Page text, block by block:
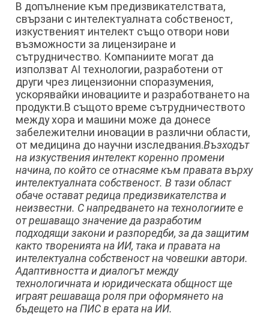
В допълнение към предизвикателствата,
свързани с интелектуалната собственост,
изкуственият интелект също отвори нови
възможности за лицензиране и
сътрудничество. Компаниите могат да
използват AI технологии, разработени от
други чрез лицензионни споразумения,
ускорявайки иновациите и разработването на
продукти.В същото време сътрудничеството
между хора и машини може да донесе
забележителни иновации в различни области,
от медицина до научни изследвания.Възходът
на изкуствения интелект коренно промени
начина, по който се отнасяме към правата върху
интелектуалната собственост. В тази област
обаче остават редица предизвикателства и
неизвестни. С напредването на технологиите е
от решаващо значение да разработим
подходящи закони и разпоредби, за да защитим
както творенията на ИИ, така и правата на
интелектуална собственост на човешки автори.
Адаптивността и диалогът между
технологичната и юридическата общност ще
играят решаваща роля при оформянето на
бъдещето на ПИС в ерата на ИИ.